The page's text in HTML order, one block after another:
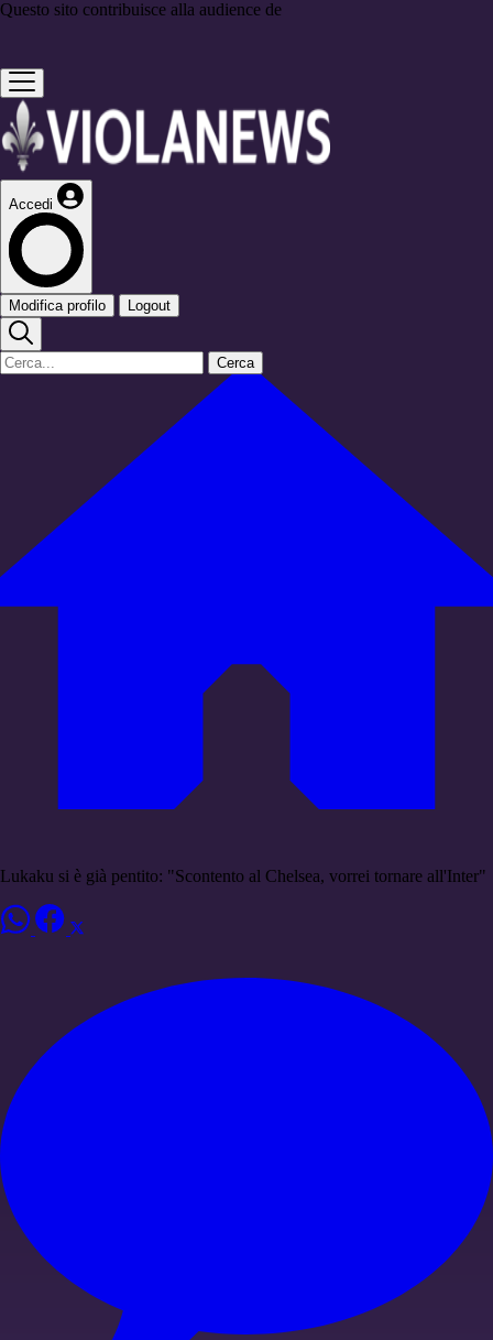
Questo sito contribuisce alla audience de
Accedi
Modifica profilo Logout
Cerca
Lukaku si è già pentito: "Scontento al Chelsea, vorrei tornare all'Inter"